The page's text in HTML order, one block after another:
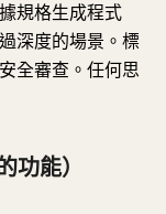
規格生成程式
深度的場景。標
全審查。任何思
功能）